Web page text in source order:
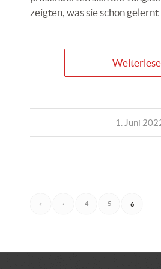
zeigten, was sie schon gelernt
1. Juni
« ‹ 4 5 6